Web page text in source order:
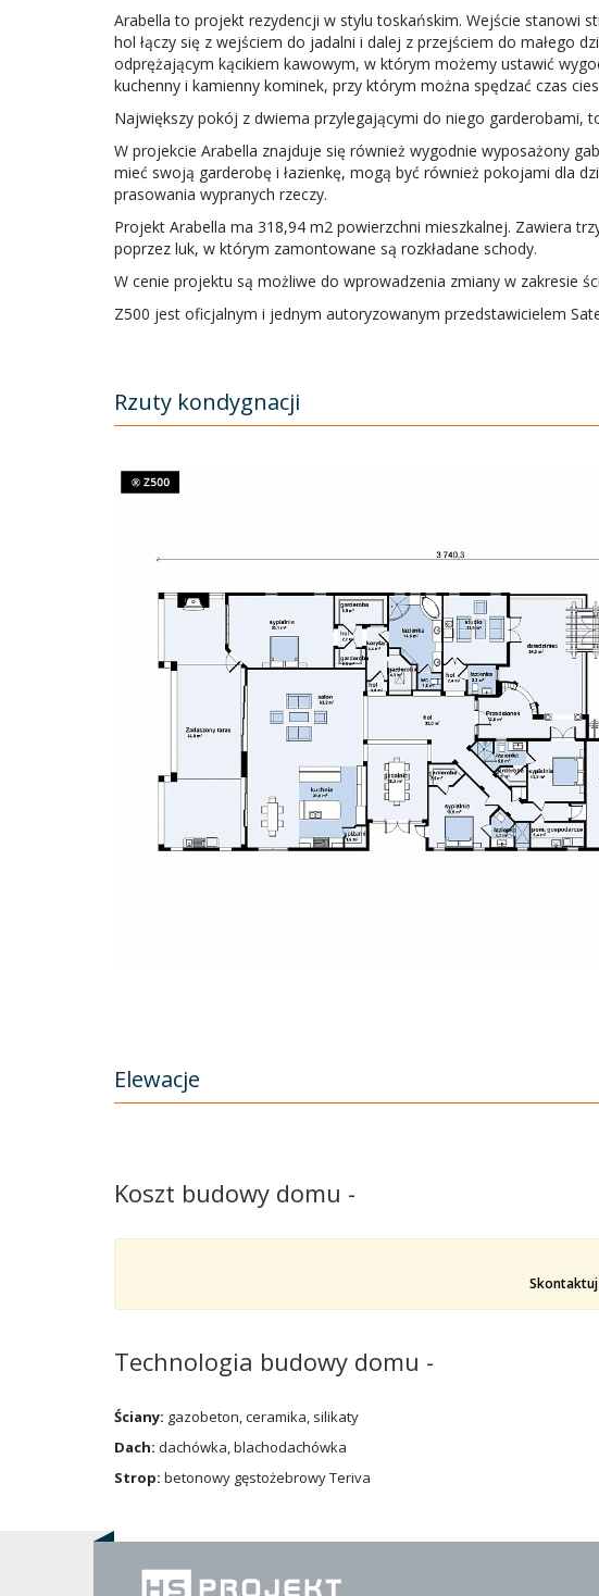
Arabella to projekt rezydencji w stylu toskańskim. Wejście stanowi
hol łączy się z wejściem do jadalni i dalej z przejściem do małego
odprężającym kącikiem kawowym, w którym możemy ustawić
kuchenny i kamienny kominek, przy którym można spędzać czas
Największy pokój z dwiema przylegającymi do niego garderobami,
W projekcie Arabella znajduje się również wygodnie wyposażony
mieć swoją garderobę i łazienkę, mogą być również pokojami dla
prasowania wypranych rzeczy.
Projekt Arabella ma 318,94 m2 powierzchni mieszkalnej. Zawiera
poprzez luk, w którym zamontowane są rozkładane schody.
W cenie projektu są możliwe do wprowadzenia zmiany w zakresie
Z500 jest oficjalnym i jednym autoryzowanym przedstawicielem
Rzuty kondygnacji
Elewacje
Koszt budowy domu -
Technologia budowy domu -
Ściany: gazobeton, ceramika, silikaty
Dach: dachówka, blachodachówka
Strop: betonowy gęstożebrowy Teriva